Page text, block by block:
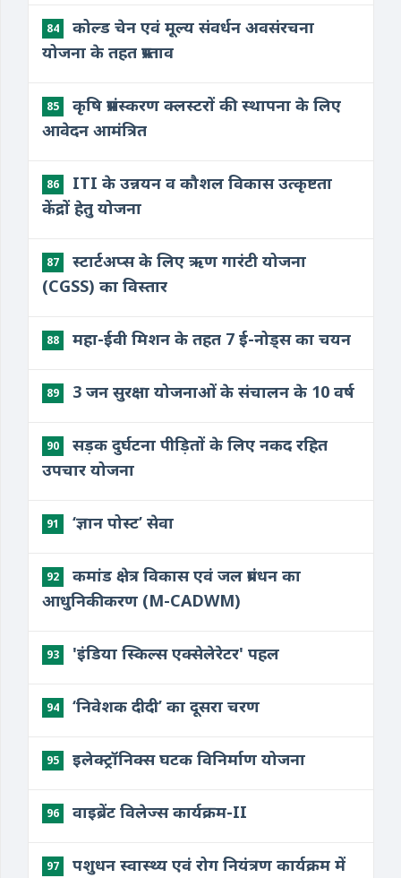
84
कोल्ड चेन एवं मूल्य संवर्धन अवसंरचना
योजना के तहत प्रस्ताव
85
कृषि प्रसंस्करण क्लस्टरों की स्थापना के लिए
आवेदन आमंत्रित
86
ITI के उन्नयन व कौशल विकास उत्कृष्टता
केंद्रों हेतु योजना
87
स्टार्टअप्स के लिए ऋण गारंटी योजना
(CGSS) का विस्तार
88 महा-ईवी मिशन के तहत 7 ई-नोड्स का चयन
89 3 जन सुरक्षा योजनाओं के संचालन के 10 वर्ष
90
सड़क दुर्घटना पीड़ितों के लिए नकद रहित
उपचार योजना
91 ‘ज्ञान पोस्ट’ सेवा
92
कमांड क्षेत्र विकास एवं जल प्रबंधन का
आधुनिकीकरण (M-CADWM)
93 'इंडिया स्किल्स एक्सेलेरेटर' पहल
94 ‘निवेशक दीदी’ का दूसरा चरण
95 इलेक्ट्रॉनिक्स घटक विनिर्माण योजना
96 वाइब्रेंट विलेज्स कार्यक्रम-II
97
पशुधन स्वास्थ्य एवं रोग नियंत्रण कार्यक्रम में